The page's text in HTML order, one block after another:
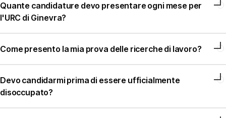
Quante candidature devo presentare ogni mese per
l'URC di Ginevra?
Come presento la mia prova delle ricerche di lavoro?
Devo candidarmi prima di essere ufficialmente
disoccupato?